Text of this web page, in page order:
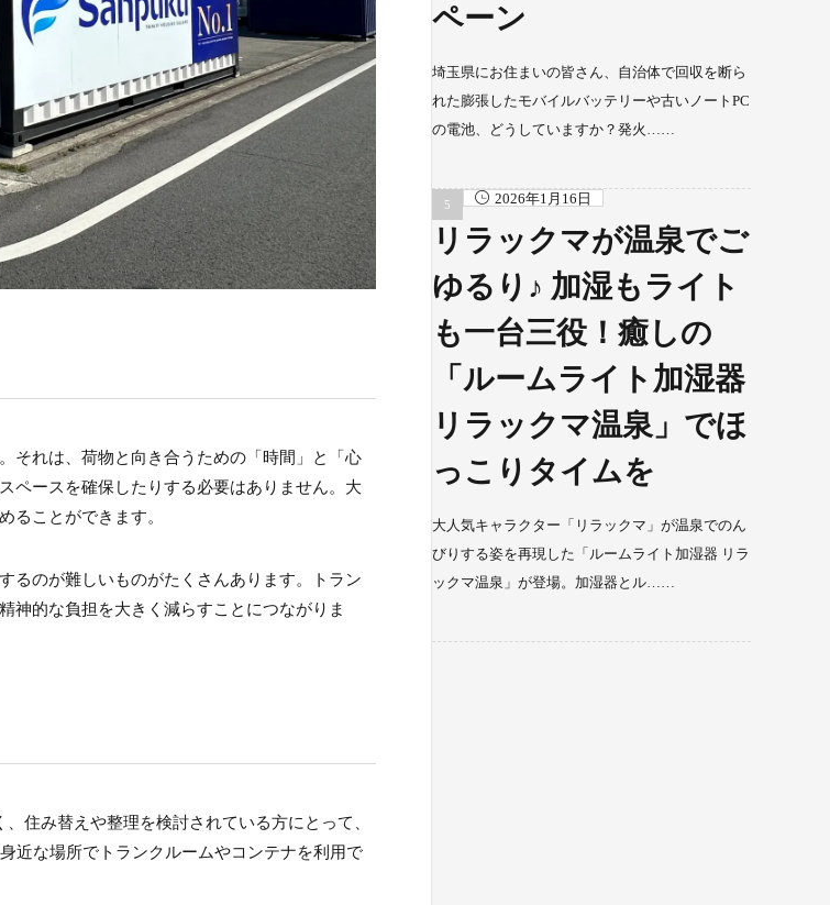
それは、荷物と向き合うための「時間」と「心
ペースを確保したりする必要はありません。大
ることができます。
るのが難しいものがたくさんあります。トラン
神的な負担を大きく減らすことにつながりま
住み替えや整理を検討されている方にとって、
近な場所でトランクルームやコンテナを利用で
ペーン
埼玉県にお住まいの皆さん、自治体で回収を断ら
れた膨張したモバイルバッテリーや古いノートPC
の電池、どうしていますか？発火……
2026年1月16日
リラックマが温泉でご
ゆるり♪ 加湿もライト
も一台三役！癒しの
「ルームライト加湿器
リラックマ温泉」でほ
っこりタイムを
大人気キャラクター「リラックマ」が温泉でのん
びりする姿を再現した「ルームライト加湿器 リラ
ックマ温泉」が登場。加湿器とル……